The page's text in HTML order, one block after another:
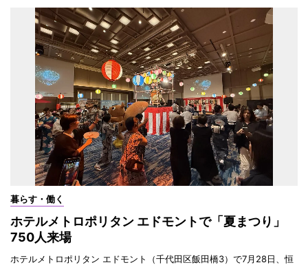
暮らす・働く
ホテルメトロポリタン エドモントで「夏まつり」
750人来場
ホテルメトロポリタン エドモント（千代田区飯田橋3）で7月28日、恒